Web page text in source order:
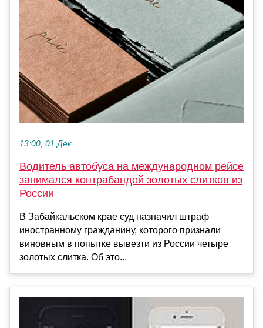
13:00, 01 Дек
Водитель автобуса на международном рейсе
занимался контрабандой золотых слитков из
России
В Забайкальском крае суд назначил штраф
иностранному гражданину, которого признали
виновным в попытке вывезти из России четыре
золотых слитка. Об это...